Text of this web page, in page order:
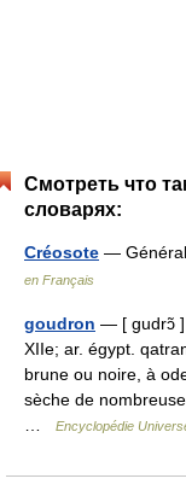
Смотреть что
словарях:
Créosote —
en Français
goudron — [ gudrɔ̃ ]
XIIe; ar. égypt.
brune ou noire, à
sèche de
Encyclopédie